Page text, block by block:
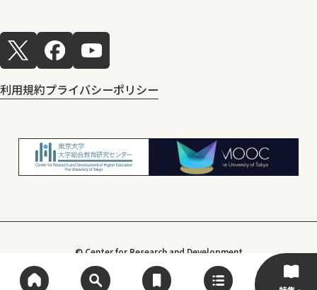
利用規約プライバシーポリシー
© Center for Research and Development